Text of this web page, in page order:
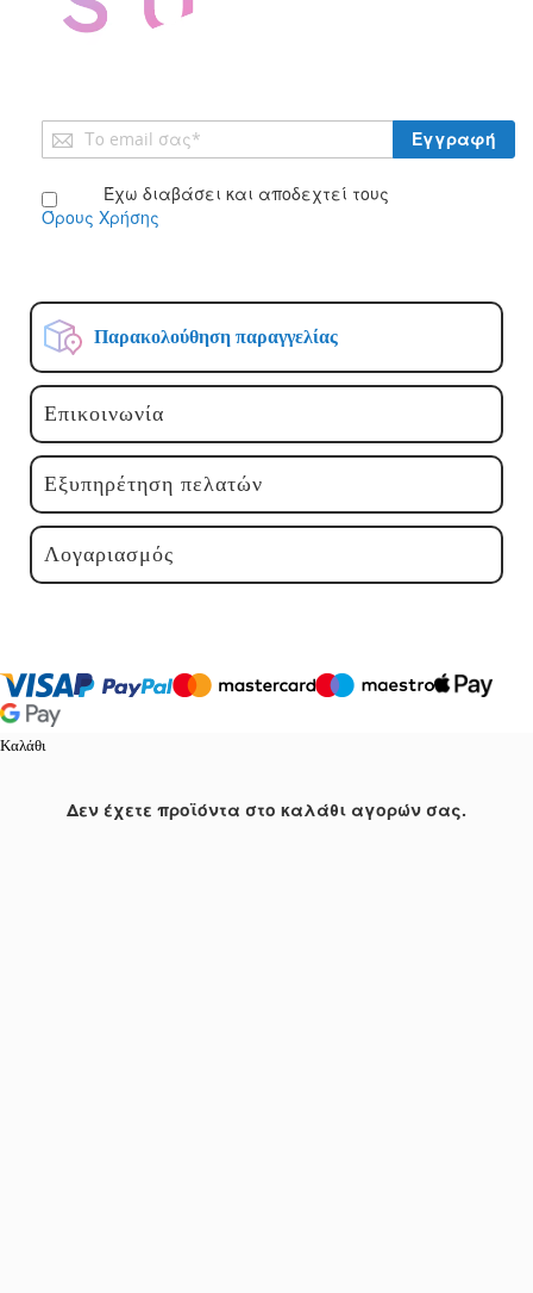
Παρακολούθηση παραγγελίας
Επικοινωνία
Εξυπηρέτηση πελατών
Λογαριασμός
Εγγραφή
στο
Δελτίο: Έχω διαβάσει και αποδεχτεί τους
Όρους Χρήσης
Εγγραφή
Καλάθι
Δεν έχετε προϊόντα στο καλάθι αγορών σας.